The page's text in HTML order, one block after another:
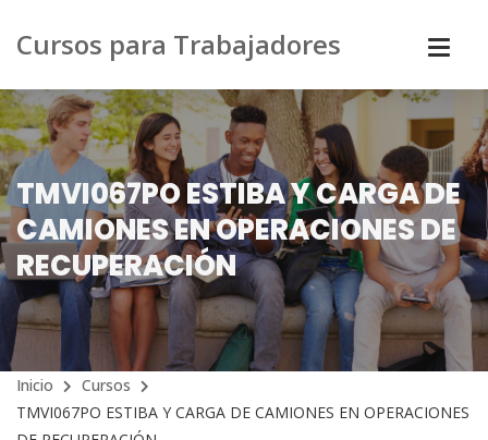
Cursos para Trabajadores
TMVI067PO ESTIBA Y CARGA DE
CAMIONES EN OPERACIONES DE
RECUPERACIÓN
Inicio
Cursos
TMVI067PO ESTIBA Y CARGA DE CAMIONES EN OPERACIONES